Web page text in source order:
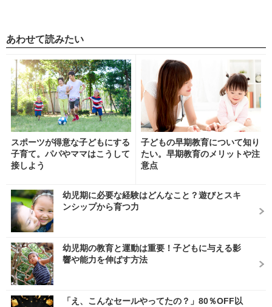
あわせて読みたい
スポーツが得意な子どもにする
子育て。パパやママはこうして
接しよう
子どもの早期教育について知り
たい。早期教育のメリットや注
意点
幼児期に必要な経験はどんなこと？遊びとスキ
ンシップから育つ力
幼児期の教育と運動は重要！子どもに与える影
響や能力を伸ばす方法
「え、こんなセールやってたの？」80％OFF以